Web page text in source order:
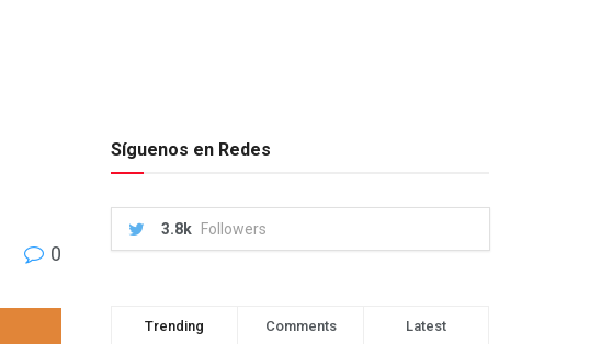
0
Síguenos en Redes
3.8k Followers
Trending Comments Latest